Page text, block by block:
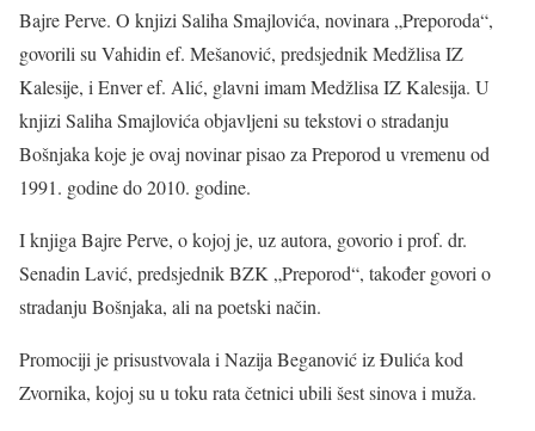
Bajre Perve. O knjizi Saliha Smajlovića, novinara „Preporoda“,
govorili su Vahidin ef. Mešanović, predsjednik Medžlisa IZ
Kalesije, i Enver ef. Alić, glavni imam Medžlisa IZ Kalesija. U
knjizi Saliha Smajlovića objavljeni su tekstovi o stradanju
Bošnjaka koje je ovaj novinar pisao za Preporod u vremenu od
1991. godine do 2010. godine.
I knjiga Bajre Perve, o kojoj je, uz autora, govorio i prof. dr.
Senadin Lavić, predsjednik BZK „Preporod“, također govori o
stradanju Bošnjaka, ali na poetski način.
Promociji je prisustvovala i Nazija Beganović iz Đulića kod
Zvornika, kojoj su u toku rata četnici ubili šest sinova i muža.